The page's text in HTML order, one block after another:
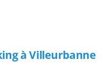
à Villeurbanne